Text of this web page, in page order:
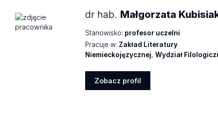
dr hab. Małgorzata
Stanowisko: profesor uczelni
Pracuje w: Zakład Literatury
Niemieckojęzycznej,Wydział
Zobacz profil